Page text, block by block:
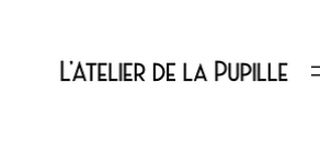
contenu